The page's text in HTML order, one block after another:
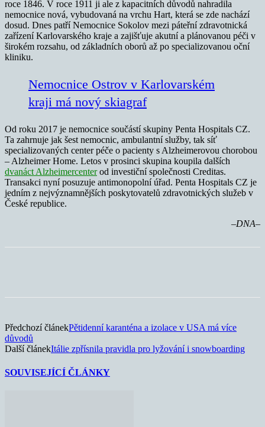
roce 1846. V roce 1911 ji ale z kapacitních důvodů nahradila
nemocnice nová, vybudovaná na vrchu Hart, která se zde nachází
dosud. Dnes patří Nemocnice Sokolov mezi páteřní zdravotnická
zařízení Karlovarského kraje a zajišťuje akutní a plánovanou péči v
širokém rozsahu, od základních oborů až po specializovanou oční
kliniku.
Nemocnice Ostrov v Karlovarském
kraji má nový skiagraf
Od roku 2017 je nemocnice součástí skupiny Penta Hospitals CZ.
Ta zahrnuje jak šest nemocnic, ambulantní služby, tak síť
specializovaných center péče o pacienty s Alzheimerovou chorobou
– Alzheimer Home. Letos v prosinci skupina koupila dalších
dvanáct Alzheimercenterod investiční společnosti Creditas.
Transakci nyní posuzuje antimonopolní úřad. Penta Hospitals CZ je
jedním z nejvýznamnějších poskytovatelů zdravotnických služeb v
České republice.
–DNA–
Předchozí článekPětidenní karanténa a izolace v USA má více
důvodů
Další článekItálie zpřísnila pravidla pro lyžování i snowboarding
SOUVISEJÍCÍ ČLÁNKY